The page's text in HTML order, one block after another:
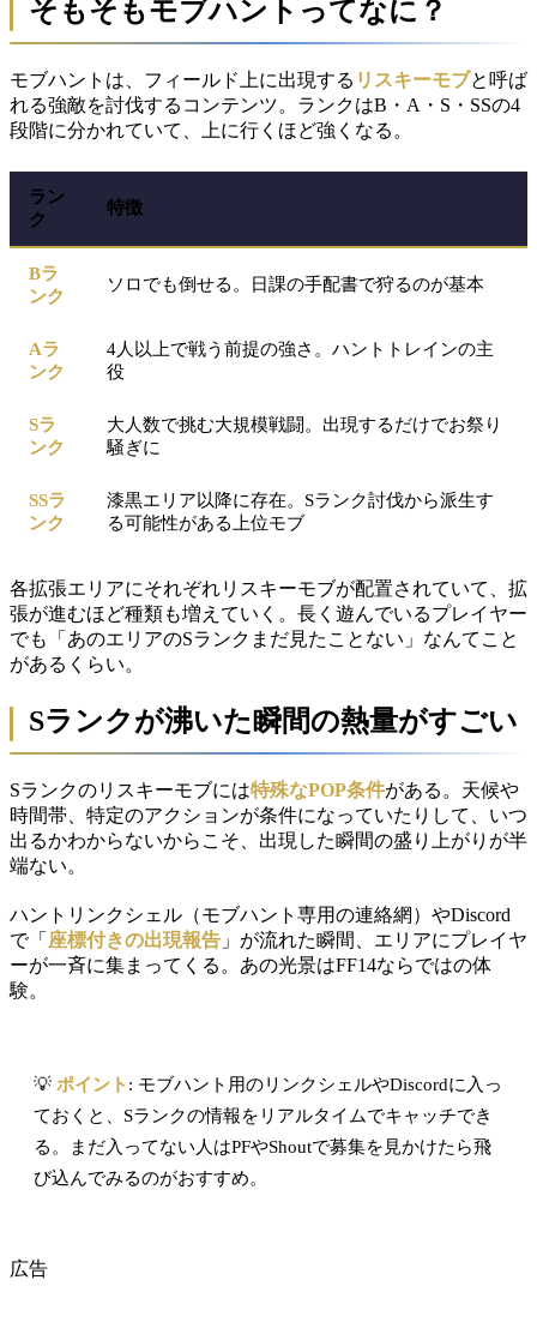
そもそもモブハントってなに？
モブハントは、フィールド上に出現する リスキーモブと呼ば
れる強敵を討伐するコンテンツ。ランクはB・A・S・SSの4
段階に分かれていて、上に行くほど強くなる。
ラン
ク
特徴
Bラ
ンク
ソロでも倒せる。日課の手配書で狩るのが基本
Aラ
ンク
4人以上で戦う前提の強さ。ハントトレインの主
役
Sラ
ンク
大人数で挑む大規模戦闘。出現するだけでお祭り
騒ぎに
SSラ
ンク
漆黒エリア以降に存在。Sランク討伐から派生す
る可能性がある上位モブ
各拡張エリアにそれぞれリスキーモブが配置されていて、拡
張が進むほど種類も増えていく。長く遊んでいるプレイヤー
でも「あのエリアのSランクまだ見たことない」なんてこと
があるくらい。
Sランクが沸いた瞬間の熱量がすごい
Sランクのリスキーモブには特殊なPOP条件がある。天候や
時間帯、特定のアクションが条件になっていたりして、いつ
出るかわからないからこそ、出現した瞬間の盛り上がりが半
端ない。
ハントリンクシェル（モブハント専用の連絡網）やDiscord
で「 座標付きの出現報告 」が流れた瞬間、エリアにプレイヤ
ーが一斉に集まってくる。あの光景はFF14ならではの体
験。
💡 ポイント : モブハント用のリンクシェルやDiscordに入っ
ておくと、Sランクの情報をリアルタイムでキャッチでき
る。まだ入ってない人はPFやShoutで募集を見かけたら飛
び込んでみるのがおすすめ。
広告